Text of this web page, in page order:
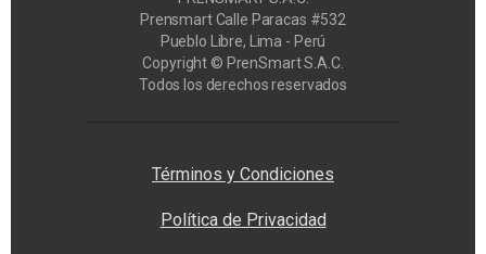
Prensmart Calle Paracas #532
Pueblo Libre, Lima - Perú
Copyright © PrenSmart S.A.C.
Todos los derechos reservados
Términos y Condiciones
Política de Privacidad